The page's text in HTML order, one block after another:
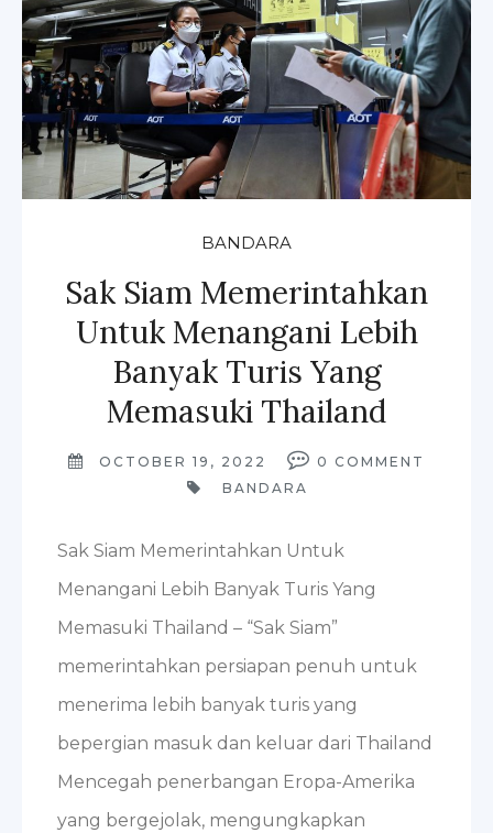
BANDARA
Sak Siam Memerintahkan
Untuk Menangani Lebih
Banyak Turis Yang
Memasuki Thailand
OCTOBER 19, 2022 0 COMMENT
BANDARA
Sak Siam Memerintahkan Untuk
Menangani Lebih Banyak Turis Yang
Memasuki Thailand – “Sak Siam”
memerintahkan persiapan penuh untuk
menerima lebih banyak turis yang
bepergian masuk dan keluar dari Thailand
Mencegah penerbangan Eropa-Amerika
yang bergejolak, mengungkapkan